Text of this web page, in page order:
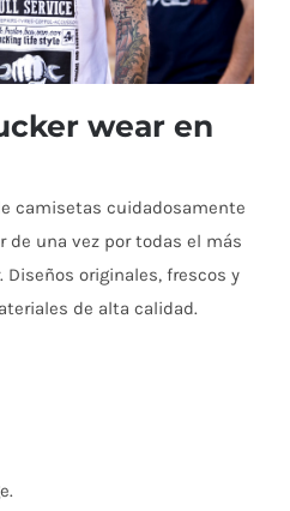
wear en
camisetas cuidadosamente
de una vez por todas el más
originales, frescos y
de alta calidad.